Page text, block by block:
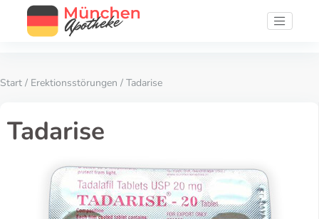
Start / Erektionsstörungen / Tadarise
Tadarise